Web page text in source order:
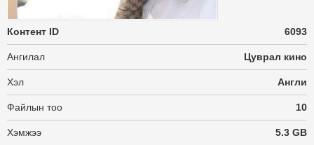
Контент ID 6093
Ангилал Цуврал кино
Хэл Англи
Файлын тоо 10
Хэмжээ 5.3 GB